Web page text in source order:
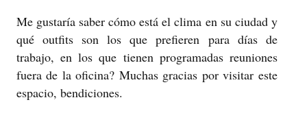
Me gustaría saber cómo está el clima en su ciudad y
qué outfits son los que prefieren para días de
trabajo, en los que tienen programadas reuniones
fuera de la oficina? Muchas gracias por visitar este
espacio, bendiciones.